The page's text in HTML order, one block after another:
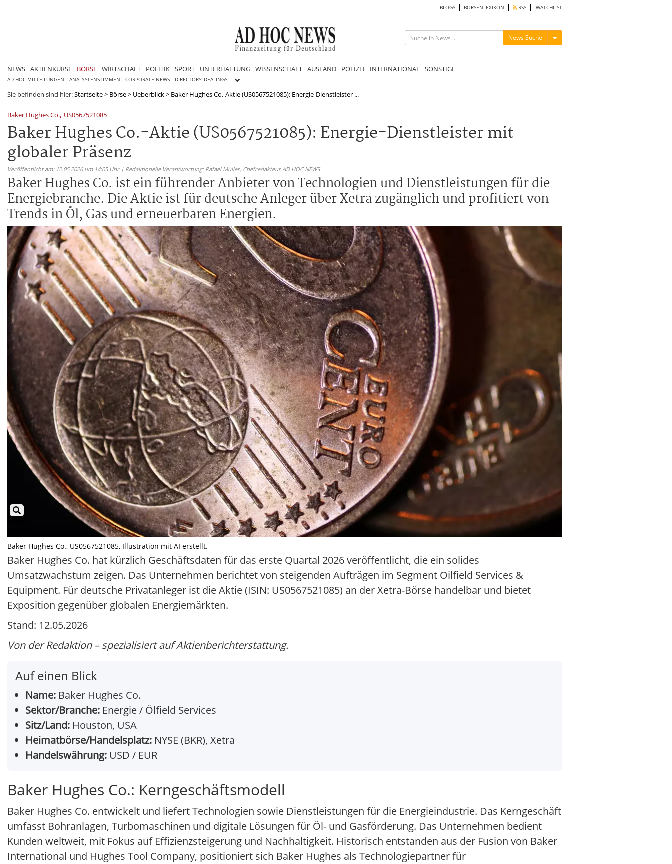
BLOGS BÖRSENLEXIKON RSS WATCHLIST
News Suche Menü ein-/ausblenden
NEWS AKTIENKURSE BÖRSE WIRTSCHAFT POLITIK SPORT UNTERHALTUNG WISSENSCHAFT AUSLAND POLIZEI INTERNATIONAL SONSTIGE
AD HOC MITTEILUNGEN ANALYSTENSTIMMEN CORPORATE NEWS DIRECTORS' DEALINGS
Sie befinden sind hier:Startseite> Börse> Ueberblick> Baker Hughes Co.-Aktie (US0567521085): Energie-Dienstleister ...
Baker Hughes Co., US0567521085
Baker Hughes Co.-Aktie (US0567521085): Energie-Dienstleister mit
globaler Präsenz
Veröffentlicht am: 12.05.2026 um 14:05 Uhr | Redaktionelle Verantwortung: Rafael Müller, Chefredakteur AD HOC NEWS
Baker Hughes Co. ist ein führender Anbieter von Technologien und Dienstleistungen für die
Energiebranche. Die Aktie ist für deutsche Anleger über Xetra zugänglich und profitiert von
Trends in Öl, Gas und erneuerbaren Energien.
Baker Hughes Co., US0567521085, Illustration mit AI erstellt.
Baker Hughes Co. hat kürzlich Geschäftsdaten für das erste Quartal 2026 veröffentlicht, die ein solides
Umsatzwachstum zeigen. Das Unternehmen berichtet von steigenden Aufträgen im Segment Oilfield Services &
Equipment. Für deutsche Privatanleger ist die Aktie (ISIN: US0567521085) an der Xetra-Börse handelbar und bietet
Exposition gegenüber globalen Energiemärkten.
Stand: 12.05.2026
Von der Redaktion – spezialisiert auf Aktienberichterstattung.
Auf einen Blick
Name: Baker Hughes Co.
Sektor/Branche: Energie / Ölfield Services
Sitz/Land: Houston, USA
Heimatbörse/Handelsplatz: NYSE (BKR), Xetra
Handelswährung: USD / EUR
Baker Hughes Co.: Kerngeschäftsmodell
Baker Hughes Co. entwickelt und liefert Technologien sowie Dienstleistungen für die Energieindustrie. Das Kerngeschäft
umfasst Bohranlagen, Turbomaschinen und digitale Lösungen für Öl- und Gasförderung. Das Unternehmen bedient
Kunden weltweit, mit Fokus auf Effizienzsteigerung und Nachhaltigkeit. Historisch entstanden aus der Fusion von Baker
International und Hughes Tool Company, positioniert sich Baker Hughes als Technologiepartner für